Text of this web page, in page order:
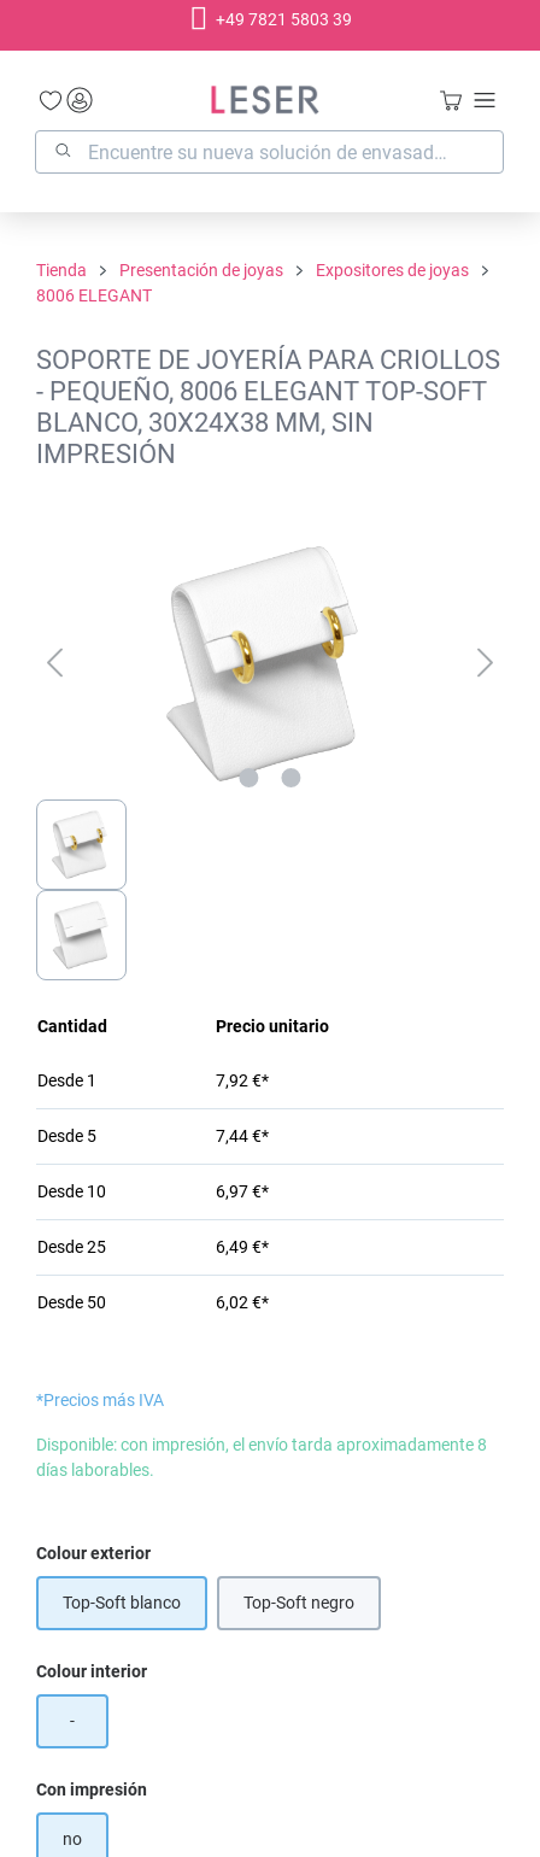
+49 7821 5803 39
Tienda Presentación de joyas
Expositores de joyas
8006 ELEGANT
SOPORTE DE JOYERÍA PARA CRIOLLOS
- PEQUEÑO, 8006 ELEGANT TOP-SOFT
BLANCO, 30X24X38 MM, SIN
IMPRESIÓN
Cantidad Precio unitario
Desde 1 7,92 €*
Desde 5 7,44 €*
Desde 10 6,97 €*
Desde25 6,49 €*
Desde 50 6,02 €*
*Precios más IVA
Disponible: con impresión, el envío tarda aproximadamente 8
días laborables.
Seleccione
Colour exterior
Top-Soft blanco Top-Soft negro
Seleccione
Colour interior
-
Seleccione
Con impresión
no